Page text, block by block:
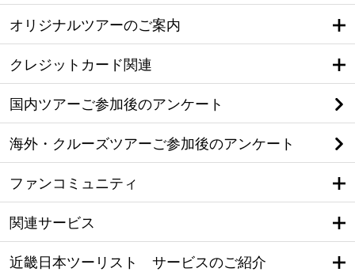
オリジナルツアーのご案内
クレジットカード関連
国内ツアーご参加後のアンケート
海外・クルーズツアーご参加後のアンケート
ファンコミュニティ
関連サービス
近畿日本ツーリスト サービスのご紹介